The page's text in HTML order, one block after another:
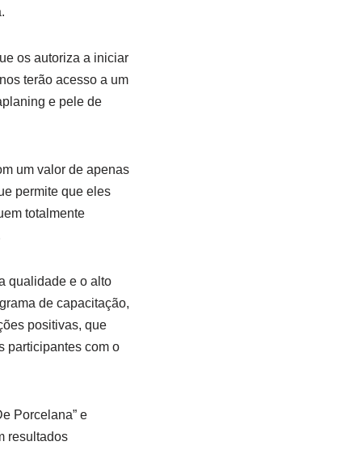
os autoriza a iniciar
terão acesso a um
e pele de
um valor de apenas
permite que eles
totalmente
qualidade e o alto
de capacitação,
positivas, que
participantes com o
Porcelana” e
resultados